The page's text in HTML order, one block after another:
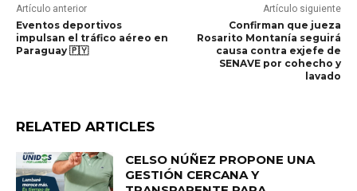
Artículo anterior
Eventos deportivos
impulsan el tráfico aéreo en
Paraguay 🇵🇾
Artículo siguiente
Confirman que jueza
Rosarito Montanía seguirá
causa contra exjefe de
SENAVE por cohecho y
lavado
RELATED ARTICLES
CELSO NÚÑEZ PROPONE UNA
GESTIÓN CERCANA Y